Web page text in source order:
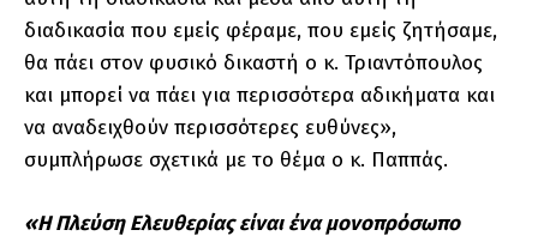
διαδικασία που εμείς φέραμε, που εμείς ζητήσαμε,
θα πάει στον φυσικό δικαστή ο κ. Τριαντόπουλος
και μπορεί να πάει για περισσότερα αδικήματα και
να αναδειχθούν περισσότερες ευθύνες»,
συμπλήρωσε σχετικά με το θέμα ο κ. Παππάς.
«Η Πλεύση Ελευθερίας είναι ένα μονοπρόσωπο